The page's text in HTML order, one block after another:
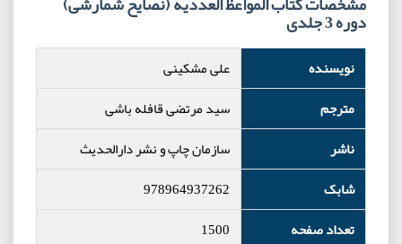
دوره 3 جلدی
نویسنده
علی مشکینی
مترجم
سید مرتضی قافله باشی
ناشر
سازمان چاپ و نشر دارالحدیث
شابک
978964937262
تعداد صفحه
1500